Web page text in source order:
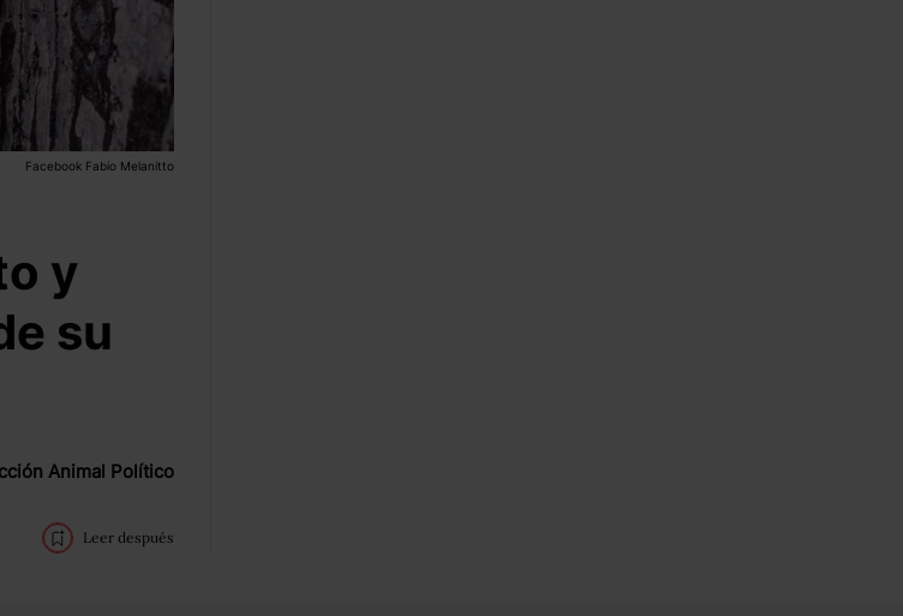
Facebook Fabio Melanitto
y
su
Animal Político
Leer después